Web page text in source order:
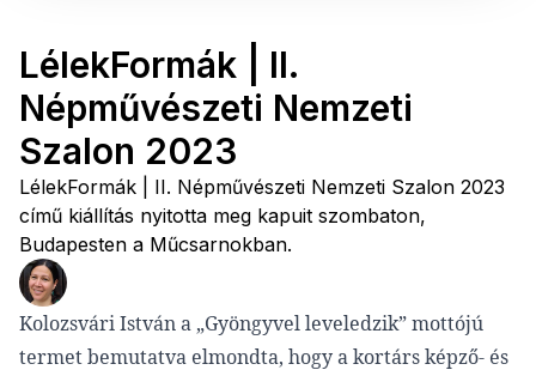
LélekFormák | II.
Népművészeti Nemzeti
Szalon 2023
LélekFormák | II. Népművészeti Nemzeti Szalon 2023
című kiállítás nyitotta meg kapuit szombaton,
Budapesten a Műcsarnokban.
Kolozsvári István a „Gyöngyvel leveledzik” mottójú
termet bemutatva elmondta, hogy a kortárs képző- és